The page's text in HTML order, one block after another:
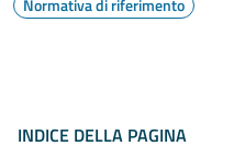
Normativa di riferimento
INDICE DELLA PAGINA